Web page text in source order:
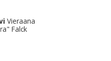
Vieraana
Falck